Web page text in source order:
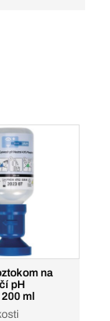
na
pH
ml